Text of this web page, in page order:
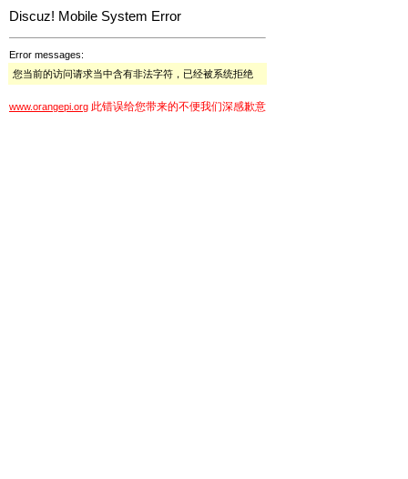
Discuz! Mobile System Error
Error messages:
您当前的访问请求当中含有非法字符，已经被系统拒绝
www.orangepi.org 此错误给您带来的不便我们深感歉意